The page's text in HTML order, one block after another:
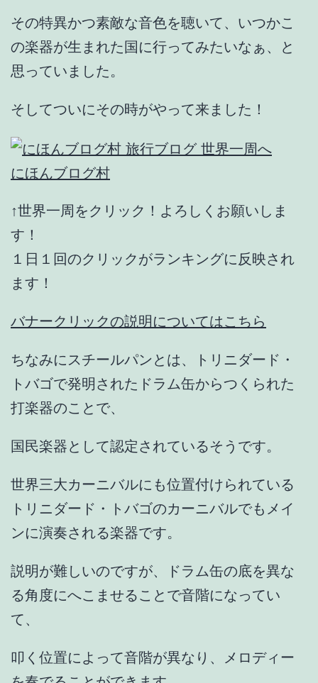
その特異かつ素敵な音色を聴いて、いつかこ
の楽器が生まれた国に行ってみたいなぁ、と
思っていました。
そしてついにその時がやって来ました！
にほんブログ村
↑世界一周をクリック！よろしくお願いしま
す！
１日１回のクリックがランキングに反映され
ます！
バナークリックの説明についてはこちら
ちなみにスチールパンとは、トリニダード・
トバゴで発明されたドラム缶からつくられた
打楽器のことで、
国民楽器として認定されているそうです。
世界三大カーニバルにも位置付けられている
トリニダード・トバゴのカーニバルでもメイ
ンに演奏される楽器です。
説明が難しいのですが、ドラム缶の底を異な
る角度にへこませることで音階になってい
て、
叩く位置によって音階が異なり、メロディー